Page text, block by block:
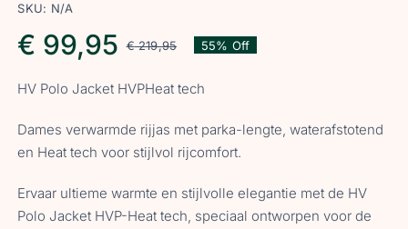
SKU: N/A
€219,95
was:
€ 219,95.
€ 99,95
is:
€ 99,95.
55% Off
HV Polo Jacket HVPHeat tech
Dames verwarmde rijjas met parka-lengte, waterafstotend
en Heat tech voor stijlvol rijcomfort.
Ervaar ultieme warmte en stijlvolle elegantie met de HV
Polo Jacket HVP-Heat tech, speciaal ontworpen voor de